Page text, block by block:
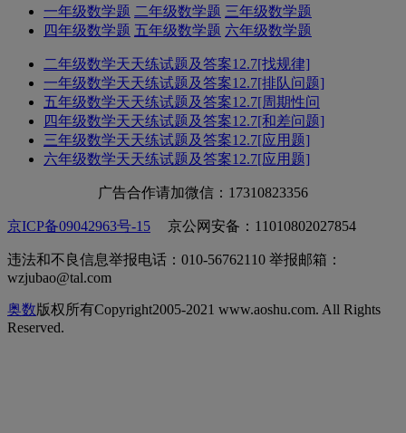
一年级数学题 二年级数学题 三年级数学题
四年级数学题 五年级数学题 六年级数学题
二年级数学天天练试题及答案12.7[找规律]
一年级数学天天练试题及答案12.7[排队问题]
五年级数学天天练试题及答案12.7[周期性问
四年级数学天天练试题及答案12.7[和差问题]
三年级数学天天练试题及答案12.7[应用题]
六年级数学天天练试题及答案12.7[应用题]
广告合作请加微信：17310823356
京ICP备09042963号-15 京公网安备：11010802027854
违法和不良信息举报电话：010-56762110 举报邮箱：
wzjubao@tal.com
奥数版权所有Copyright2005-2021 www.aoshu.com. All Rights
Reserved.